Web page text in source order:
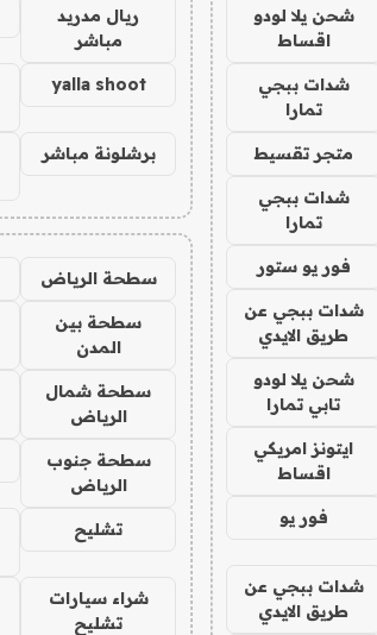
شحن يلا لودو
اقساط
شدات ببجي
تمارا
متجر تقسيط
شدات ببجي
تمارا
فور يو ستور
شدات ببجي عن
طريق الايدي
شحن يلا لودو
تابي تمارا
ايتونز امريكي
اقساط
فور يو
شدات ببجي عن
طريق الايدي
ريال مدريد
مباشر
yalla shoot
برشلونة مباشر
سطحة الرياض
سطحة بين
المدن
سطحة شمال
الرياض
سطحة جنوب
الرياض
تشليح
شراء سيارات
تشليح